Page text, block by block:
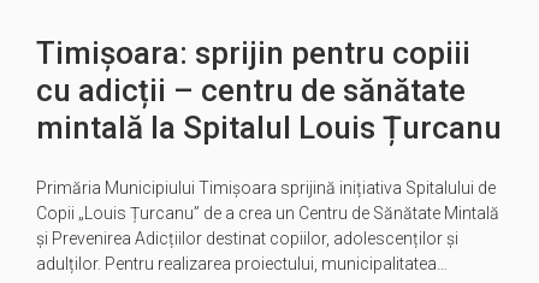
Timișoara: sprijin pentru copiii
cu adicții – centru de sănătate
mintală la Spitalul Louis Țurcanu
Primăria Municipiului Timișoara sprijină inițiativa Spitalului de
Copii „Louis Țurcanu” de a crea un Centru de Sănătate Mintală
și Prevenirea Adicțiilor destinat copiilor, adolescenților și
adulților. Pentru realizarea proiectului, municipalitatea…